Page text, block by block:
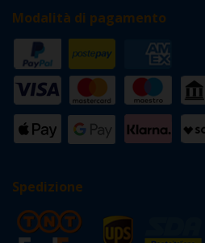
Modalità di pagamento
Spedizione